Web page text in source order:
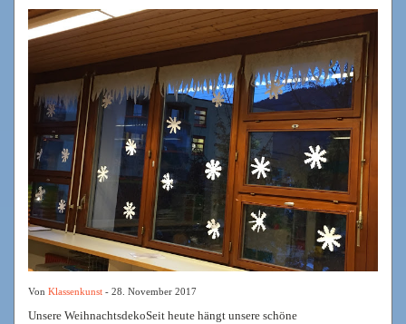
Von Klassenkunst - 28. November 2017
Unsere WeihnachtsdekoSeit heute hängt unsere schöne